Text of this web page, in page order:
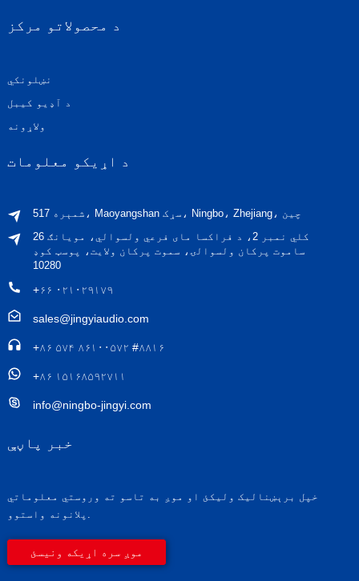
د محصولاتو مرکز
نښلونکي
د آډیو کیبل
ولاړونه
د اړیکو معلومات
شمېره 517، Maoyangshan سړک، Ningbo، Zhejiang، چین
26 کلي نمبر 2، د فراکسا مای فرعي ولسوالي، مویانګ
ساموت پرکان ولسوالۍ، سموت پرکان ولایت، پوسټ کوډ
10280
+۶۶ ۰۲۱۰۲۹۱۷۹
sales@jingyiaudio.com
+۸۶ ۵۷۴ ۸۶۱۰۰۵۷۲ #۸۸۱۶
+۸۶ ۱۵۱۶۸۵۹۲۷۱۱
info@ningbo-jingyi.com
خبر پاڼې
خپل برېښنالیک ولیکئ او موږ به تاسو ته وروستي معلوماتي
پلانونه واستوو.
موږ سره اړیکه ونیسئ